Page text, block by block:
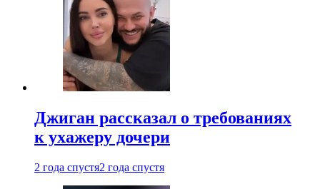
Джиган рассказал о требованиях
к ухажеру дочери
2 года спустя2 года спустя